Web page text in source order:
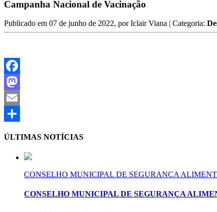
Campanha Nacional de Vacinação
Publicado em 07 de junho de 2022, porIclair Viana | Categoria:
Facebook
Mastodon
Email
ÚLTIMAS NOTÍCIAS
CONSELHO MUNICIPAL DE SEGURANÇA
CONSELHO MUNICIPAL DE SEGURANÇA